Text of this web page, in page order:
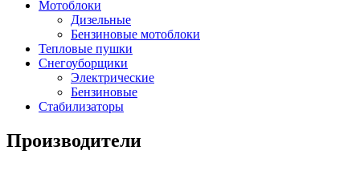
Мотоблоки
Дизельные
Бензиновые мотоблоки
Тепловые пушки
Снегоуборщики
Электрические
Бензиновые
Стабилизаторы
Производители